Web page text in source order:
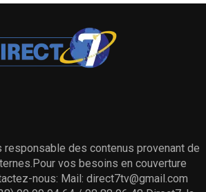
responsable des contenus provenant de
vos besoins en couverture
nous: Mail: direct7tv@gmail.com